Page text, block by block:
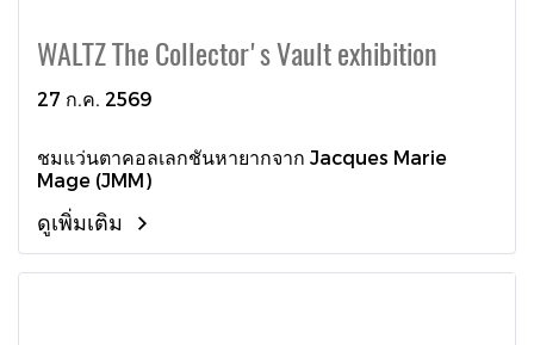
WALTZ The Collector's Vault exhibition
27 ก.ค. 2569
ชมแว่นตาคอลเลกชันหายากจาก Jacques Marie
Mage (JMM)
ดูเพิ่มเติม